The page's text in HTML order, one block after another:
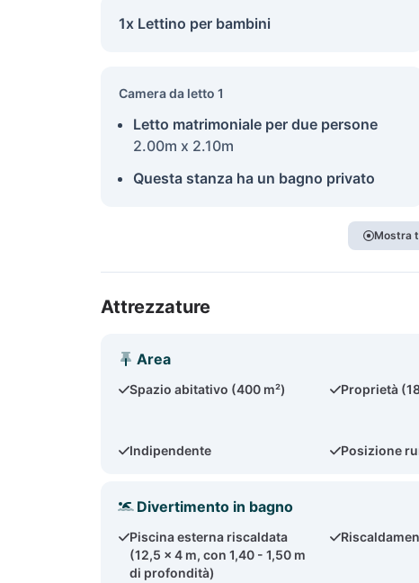
1x Lettino per bambini
Camera da letto 1
Letto matrimoniale per due persone
2.00m x 2.10m
Questa stanza ha un bagno privato
Mostra
Attrezzature
Area
Spazio abitativo (400 m²) Proprietà
Indipendente
Posizione
Divertimento in bagno
Piscina esterna riscaldata
(12,5 x 4 m, con 1,40 - 1,50 m
di profondità)